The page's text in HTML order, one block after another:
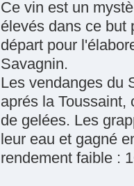
Ce vin est un
élevés dans ce but
départ pour
Savagnin.
Les vendanges du
aprés la Toussaint,
de gelées. Les
leur eau et gagné
rendement faible :